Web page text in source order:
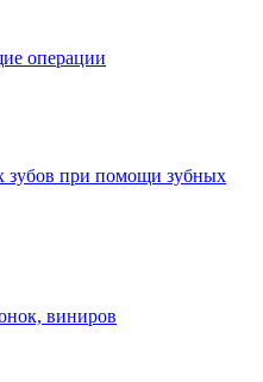
операции
зубов при помощи зубных
виниров